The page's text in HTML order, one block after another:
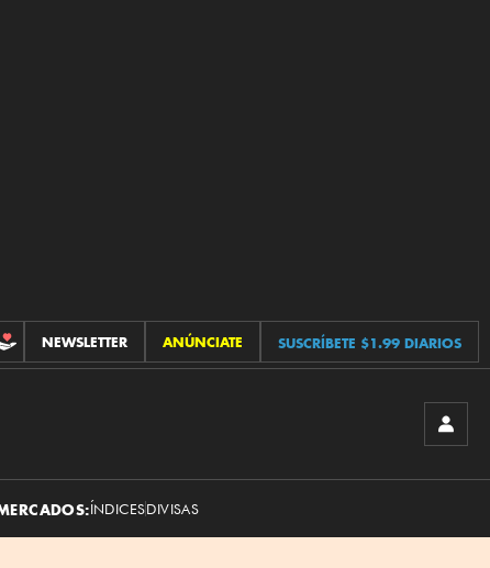
CONTRIBUCIONES
NEWSLETTER ANÚNCIATE SUSCRÍBETE $1.99 DIARIOS
ÍNDICESDIVISAS